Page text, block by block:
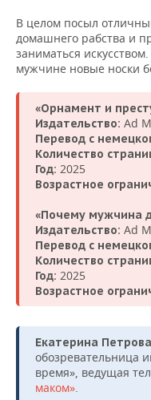
В целом посыл
домашнего рабства и
заниматься
мужчине новые носки
«Орнамент и
Издательство: Ad
Перевод с
Количество
Год: 2025
Возрастное
«Почему мужчина
Издательство: Ad
Перевод с
Количество
Год: 2025
Возрастное
Екатерина Петрова
обозревательница
время», ведущая
маком».